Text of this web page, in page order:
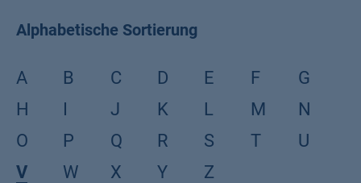
Alphabetische Sortierung
A B C D E F
G
H
I J K L M
N
O
P Q R S T
U
V
W X Y Z